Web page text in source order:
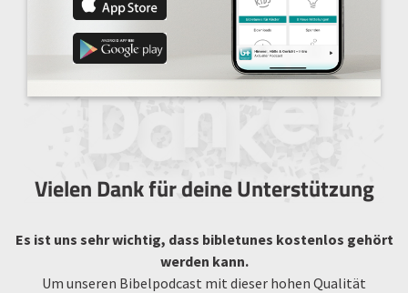
Vielen Dank für deine Unterstützung
Es ist uns sehr wichtig, dass bibletunes kostenlos gehört
werden kann.
Um unseren Bibelpodcast mit dieser hohen Qualität